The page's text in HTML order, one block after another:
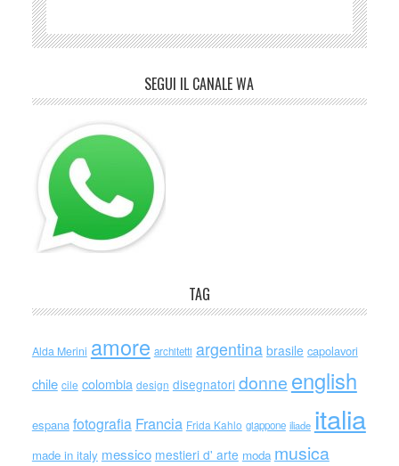
SEGUI IL CANALE WA
TAG
Alda Merini amore architetti argentina brasile capolavori
chile cile colombia design disegnatori donne english
espana fotografia Francia Frida Kahlo giappone iliade italia
made in italy messico mestieri d' arte moda musica